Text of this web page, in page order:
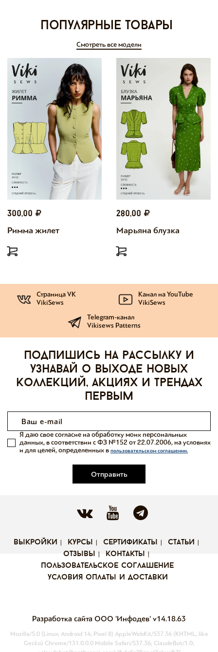
Популярные товары
Смотреть все модели
300,00
Римма жилет
280,00
Марьяна блузка
Страница VK
VikiSews
Канал на YouTube
VikiSews
Telegram-канал
Vikisews Patterns
Подпишись на рассылку и
узнавай о выходе новых
коллекций, акциях и трендах
первым
Отправить
Я даю свое согласие на обработку моих персональных
данных, в соответствии с ФЗ №152 от 22.07.2006, на условиях
и для целей, определенных в пользовательском соглашении.
выкройки курсы сертификаты
статьи
отзывы
контакты
пользовательское соглашение
условия оплаты и доставки
Разработка сайта ООО 'Инфодев' v14.18.63
Mozilla/5.0 (Linux; Android 14; Pixel 8) AppleWebKit/537.36 (KHTML, like
Gecko) Chrome/131.0.0.0 Mobile Safari/537.36; ClaudeBot/1.0;